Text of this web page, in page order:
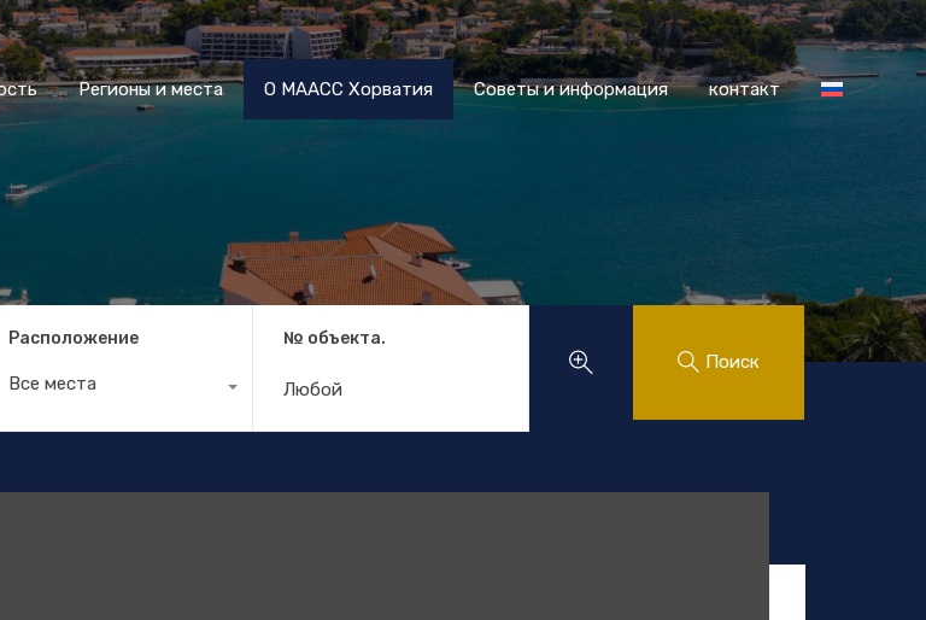
Регионы и места О МААСС Хорватия Советы и информация контакт
Регионы и места О МААСС Хорватия Советы и информация контакт
Расположение
Все места
№ объекта.
Поиск